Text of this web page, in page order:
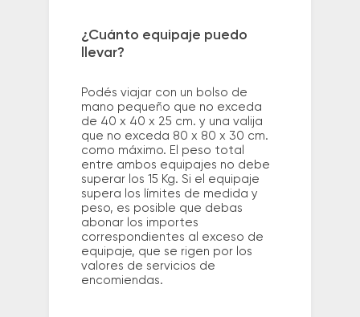
¿Cuánto equipaje puedo
llevar?
Podés viajar con un bolso de
mano pequeño que no exceda
de 40 x 40 x 25 cm. y una valija
que no exceda 80 x 80 x 30 cm.
como máximo. El peso total
entre ambos equipajes no debe
superar los 15 Kg. Si el equipaje
supera los límites de medida y
peso, es posible que debas
abonar los importes
correspondientes al exceso de
equipaje, que se rigen por los
valores de servicios de
encomiendas.